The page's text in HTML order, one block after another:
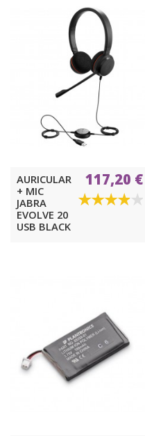
AURICULAR
+ MIC
JABRA
EVOLVE 20
USB BLACK
117,20 €